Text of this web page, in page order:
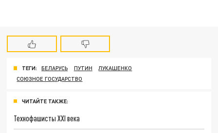
ТЕГИ: БЕЛАРУСЬ ПУТИН
ЛУКАШЕНКО
СОЮЗНОЕ ГОСУДАРСТВО
ЧИТАЙТЕ ТАКЖЕ:
Технофашисты XXI века